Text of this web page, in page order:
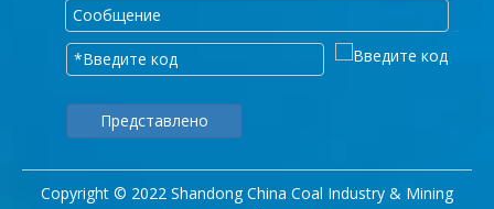
Представлено
Copyright © 2022 Shandong China Coal Industry & Mining